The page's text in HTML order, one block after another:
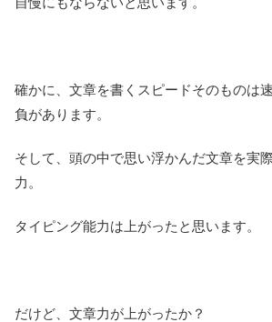
確かに、文章を書くスピードそのものは
負があります。
そして、頭の中で思い浮かんだ文章を実
力。
タイピング能力は上がったと思います。
だけど、文章力が上がったか？